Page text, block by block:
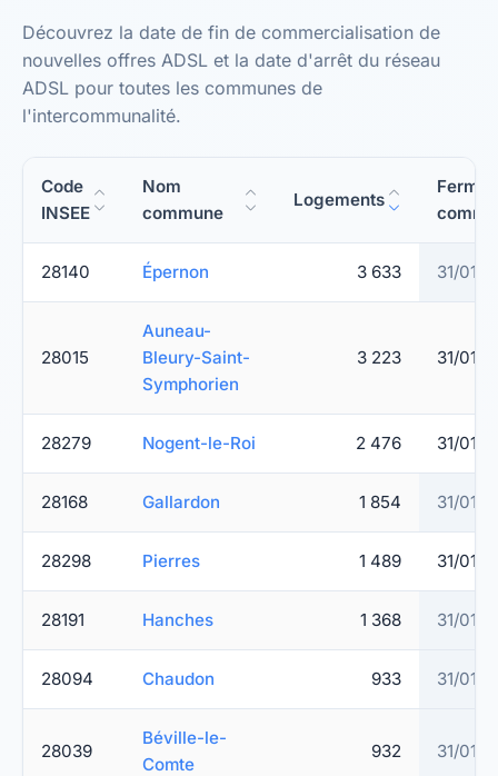
Découvrez la date de fin de commercialisation de
nouvelles offres ADSL et la date d'arrêt du réseau
ADSL pour toutes les communes de
l'intercommunalité.
Code
INSEE
Nom
commune
Logements
28140 Épernon 3 633 31/01/
28015
Auneau-
Bleury-Saint-
Symphorien
3 223 31/01/
28279 Nogent-le-Roi 2 476 31/01/
28168 Gallardon 1 854 31/01/
28298 Pierres 1 489 31/01/
28191 Hanches 1 368 31/01/
28094 Chaudon 933 31/01/
28039
Béville-le-
Comte
932 31/01/